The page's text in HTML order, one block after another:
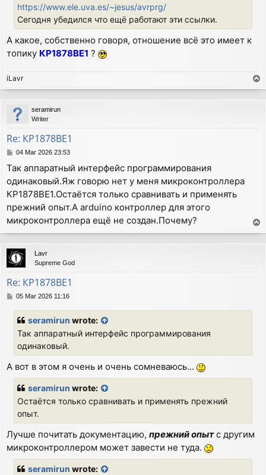
https://www.ele.uva.es/~jesus/avrprg/
Сегодня убедился что ещё работают эти ссылки.
А какое, собственно говоря, отношение всё это имеет к
топику КР1878ВЕ1 ?
iLavr
o
p
seramirun
Writer
Re: КР1878ВЕ1
P
s
t
04 Mar 2026 23:53
Так аппаратный интерфейс программирования
одинаковый.Яж говорю нет у меня микроконтроллера
КР1878ВЕ1.Остаётся только сравнивать и применять
прежний опыт.А arduino контроллер для этого
микроконтроллера ещё не создан.Почему?
o
p
Lavr
Supreme God
Re: КР1878ВЕ1
P05 Mar 2026 11:16
seramirun wrote:
Так аппаратный интерфейс программирования
одинаковый.
А вот в этом я очень и очень сомневаюсь...
seramirun wrote:
Остаётся только сравнивать и применять прежний
опыт.
Лучше почитать документацию, прежний опытс другим
микроконтроллером может завести не туда.
seramirun wrote: